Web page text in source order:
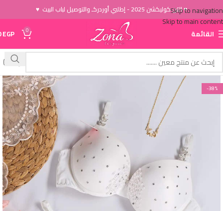
Skip to navigation
Skip to main content
♥ الاَن كوليكشن 2025 - إطلبي أوردركـ والتوصيل لباب البيت ♥
القائمة 0
EGP
-38%